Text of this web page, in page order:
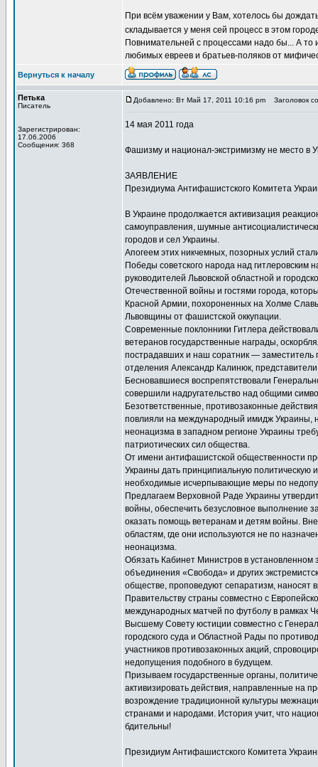
При всём уважении у Вам, хотелось бы
складывается у меня сей процесс в этом
Повнимательней с процессами надо бы... А то
любимых евреев и братьев-поляков от
Вернуться к началу
Петька
Писатель
Зарегистрирован:
17.06.2006
Сообщения: 368
Добавлено: Вт Май 17, 2011 10:16 pm Заголовок
14 мая 2011 года
Фашизму и национал-экстримизму не место в
ЗАЯВЛЕНИЕ
Президиума Антифашистского Комитета
В Украине продолжается активизация
самоуправления, шумные
городов и сел Украины.
Апогеем этих никчемных, позорных услий
Победы советского народа над
руководителей Львовской областной и
Отечественной войны и гостями города,
Красной Армии, похороненных на Холме
Львовщины от фашистской оккупации.
Современные поклонники Гитлера
ветеранов государственные награды,
пострадавших и наш соратник — заместитель
отделения Александр Калинюк,
Бесновавшиеся воспрепятствовали
совершили надругательство над общими
Безответственные, противозаконные
повлияли на международный имидж Украины,
неонацизма в западном регионе Украины
патриотических сил общества.
От имени антифашистской общественности
Украины дать принципиальную политическую
необходимые исчерпывающие меры по
Предлагаем Верховной Раде Украины
войны, обеспечить безусловное выполнение
оказать помощь ветеранам и детям войны.
областям, где они используются не по
неонацизма.
Обязать Кабинет Министров в
объединения «Свобода» и других
обществе, проповедуют сепаратизм, наносят
Правительству страны совместно с
международных матчей по футболу в рамках
Высшему Совету юстиции совместно с
городского суда и Областной Рады по
участников противозаконных акций,
недопущения подобного в будущем.
Призываем государственные органы,
активизировать действия, направленные на
возрождение традиционной культуры
странами и народами. История учит, что
бдительны!
Президиум Антифашистского Комитета